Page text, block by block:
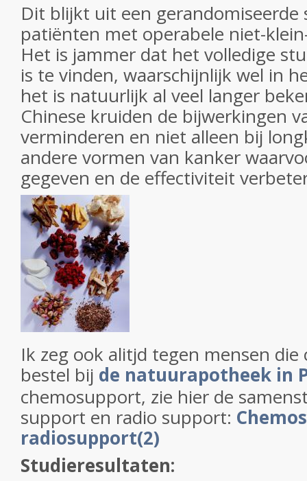
Dit blijkt uit een
patiënten met operabele niet-
Het is jammer dat het volledige
is te vinden, waarschijnlijk wel in
het is natuurlijk al veel langer
Chinese kruiden de bijwerkingen
verminderen en niet alleen bij
andere vormen van kanker
gegeven en de effectiviteit
Ik zeg ook alitjd tegen mensen
bestel bij de natuurapotheek in
chemosupport, zie hier de
support en radio support:
radiosupport(2)
Studieresultaten: